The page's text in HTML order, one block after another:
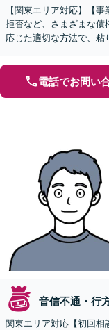
【関東エリア対応】【
拒否など、さまざまな債
応じた適切な方法で、粘
電話でお問い
音信不通・行
関東エリア対応【初回